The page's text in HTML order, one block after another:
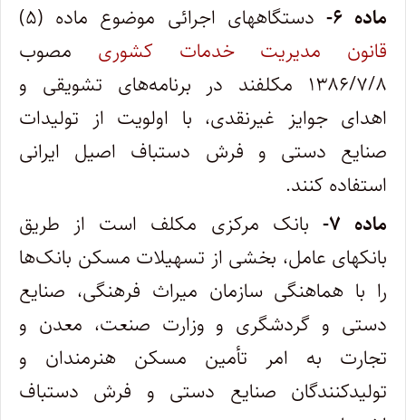
ماده ۶-
دستگاههای اجرائی موضوع ماده (۵)
قانون مدیریت خدمات کشوری مصوب
۱۳۸۶/۷/۸ مکلفند در برنامه‌های تشویقی و
اهدای جوایز غیرنقدی، با اولویت از تولیدات
صنایع دستی و فرش دستباف اصیل ایرانی
استفاده کنند.
ماده ۷-
بانک مرکزی مکلف است از طریق
بانکهای عامل، بخشی از تسهیلات مسکن بانک‌ها
را با هماهنگی سازمان میراث فرهنگی، صنایع
دستی و گردشگری و وزارت صنعت، معدن و
تجارت به امر تأمین مسکن هنرمندان و
تولیدکنندگان صنایع دستی و فرش دستباف